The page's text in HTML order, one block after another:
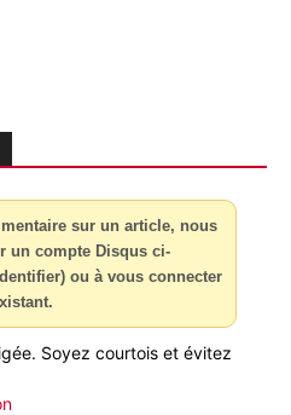
sur un article, nous
un compte Disqus ci-
ou à vous connecter
Soyez courtois et évitez